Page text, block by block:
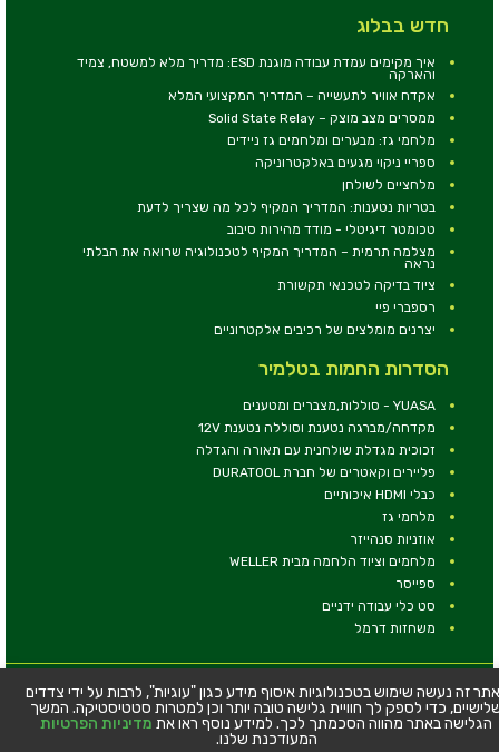
חדש בבלוג
איך מקימים עמדת עבודה מוגנת ESD: מדריך מלא למשטח, צמיד
והארקה
אקדח אוויר לתעשייה – המדריך המקצועי המלא
ממסרים מצב מוצק – Solid State Relay
מלחמי גז: מבערים ומלחמים גז ניידים
ספריי ניקוי מגעים באלקטרוניקה
מלחציים לשולחן
בטריות נטענות: המדריך המקיף לכל מה שצריך לדעת
טכומטר דיגיטלי - מודד מהירות סיבוב
מצלמה תרמית – המדריך המקיף לטכנולוגיה שרואה את הבלתי
נראה
ציוד בדיקה לטכנאי תקשורת
רספברי פיי
יצרנים מומלצים של רכיבים אלקטרוניים
הסדרות החמות בטלמיר
YUASA - סוללות,מצברים ומטענים
מקדחה/מברגה נטענת וסוללה נטענת 12V
זכוכית מגדלת שולחנית עם תאורה והגדלה
פליירים וקאטרים של חברת DURATOOL
כבלי HDMI איכותיים
מלחמי גז
אוזניות סנהייזר
מלחמים וציוד הלחמה מבית WELLER
ספייסר
סט כלי עבודה ידניים
משחזות דרמל
© כל הזכויות שמורות - טלמיר אלקטרוניקה בע''מ
כתובת: דרך העצמאות 63, חיפה
טלפון:04-8534564
זה נעשה שימוש בטכנולוגיות איסוף מידע כגון "עוגיות", לרבות על ידי צדדים
כדי לספק לך חוויית גלישה טובה יותר וכן למטרות סטטיסטיקה. המשך
הגלישה באתר מהווה הסכמתך לכך. למידע נוסף ראו את מדיניות הפרטיות
המעודכנת שלנו.